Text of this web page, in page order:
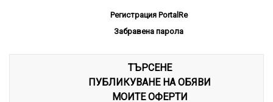
Регистрация PortalRe
Забравена парола
ТЪРСЕНЕ
ПУБЛИКУВАНЕ НА ОБЯВИ
МОИТЕ ОФЕРТИ